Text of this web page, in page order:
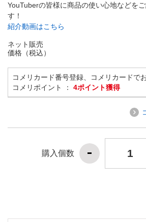
YouTuberの皆様に商品の使い心地などを
す！
紹介動画はこちら
ネット販売
価格（税込）
コメリカード番号登録、コメリカードで
コメリポイント ： 4ポイント獲得
購入個数